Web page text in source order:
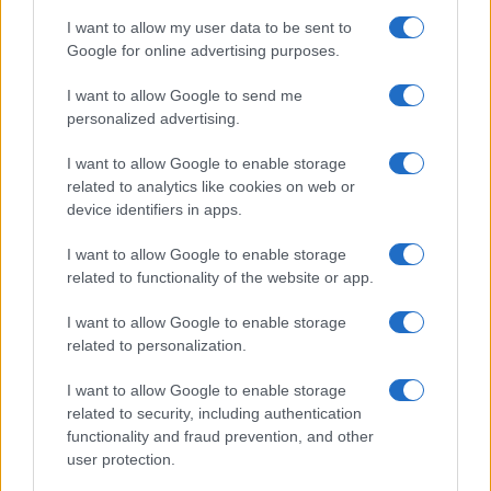
I want to allow my user data to be sent to
Google for online advertising purposes.
I want to allow Google to send me
personalized advertising.
I want to allow Google to enable storage
related to analytics like cookies on web or
device identifiers in apps.
I want to allow Google to enable storage
related to functionality of the website or app.
I want to allow Google to enable storage
related to personalization.
I want to allow Google to enable storage
related to security, including authentication
functionality and fraud prevention, and other
user protection.
propria vita sociale, hanno timore di finire in
ospedale, e di non avere nessuno accanto al
cambiare radicalmente, e sono stati altrettanto
tecnologie per poter rimanere in contatto con i
familiari.
La mancanza di certezze dovuta a continue ed
improvvise restrizioni che relegano l’individuo ad
una vita che si divide tra casa e ufficio per i più
fortunati, se si considera che la maggior parte dei
lavoratori sono da un anno in smart working
chiusi tra le mura domestiche; la paura della
perdita del posto di lavoro, e dell’impoverimento,
a lungo andare non può che portare sull’orlo di